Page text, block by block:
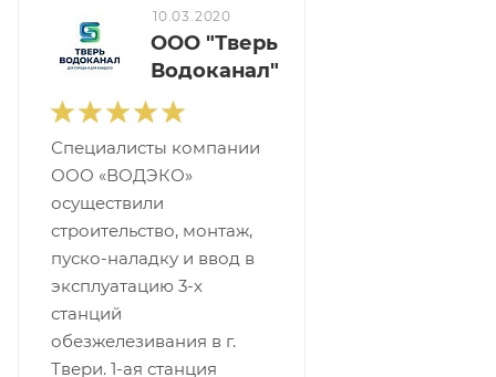
10.03.2020
ООО "Тверь
Водоканал"
Специалисты компании
ООО «ВОДЭКО»
осуществили
строительство, монтаж,
пуско-наладку и ввод в
эксплуатацию 3-х
станций
обезжелезивания в г.
Твери. 1-ая станция